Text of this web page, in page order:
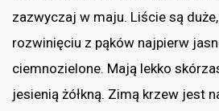
zazwyczaj w maju. Liście są
rozwinięciu z pąków najpierw
ciemnozielone. Mają lekko
jesienią żółkną. Zimą krzew jest